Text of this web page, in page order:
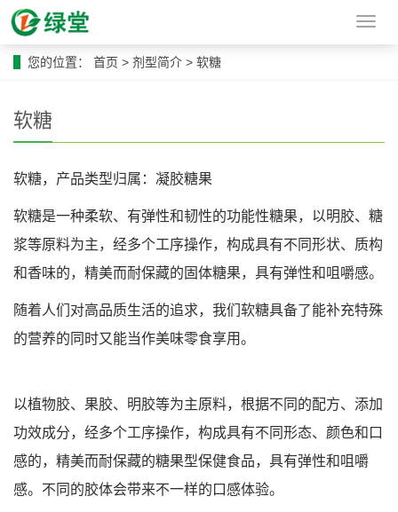
导
您的位置： 首页 > 剂型简介 > 软糖
软糖
软糖，产品类型归属：凝胶糖果
软糖是一种柔软、有弹性和韧性的功能性糖果，以明胶、糖
浆等原料为主，经多个工序操作，构成具有不同形状、质构
和香味的，精美而耐保藏的固体糖果，具有弹性和咀嚼感。
随着人们对高品质生活的追求，我们软糖具备了能补充特殊
的营养的同时又能当作美味零食享用。
以植物胶、果胶、明胶等为主原料，根据不同的配方、添加
功效成分，经多个工序操作，构成具有不同形态、颜色和口
感的，精美而耐保藏的糖果型保健食品，具有弹性和咀嚼
感。不同的胶体会带来不一样的口感体验。